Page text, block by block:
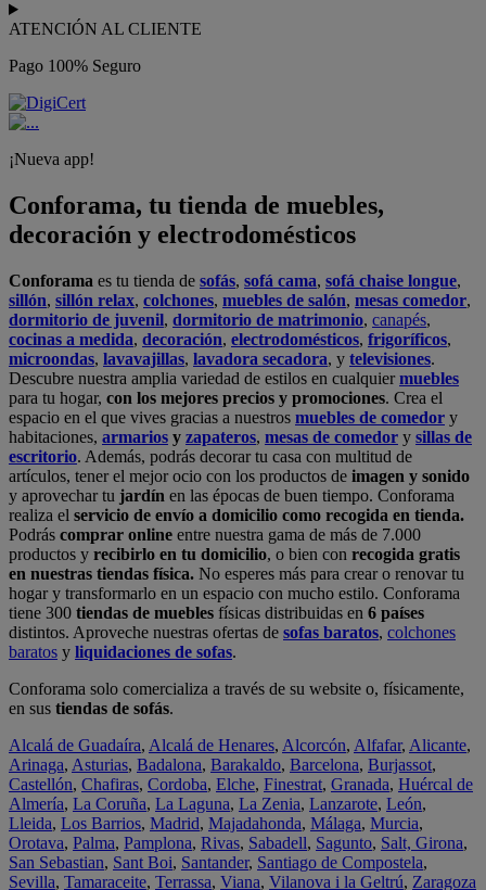
ATENCIÓN AL CLIENTE
Pago 100% Seguro
¡Nueva app!
Conforama, tu tienda de muebles,
decoración y electrodomésticos
Conforama es tu tienda de sofás, sofá cama, sofá chaise longue,
sillón, sillón relax, colchones, muebles de salón, mesas comedor,
dormitorio de juvenil, dormitorio de matrimonio, canapés,
cocinas a medida, decoración, electrodomésticos, frigoríficos,
microondas, lavavajillas, lavadora secadora, y televisiones.
Descubre nuestra amplia variedad de estilos en cualquiermuebles
para tu hogar, con los mejores precios y promociones. Crea el
espacio en el que vives gracias a nuestros muebles de comedor y
habitaciones, armarios y zapateros, mesas de comedor y sillas de
escritorio. Además, podrás decorar tu casa con multitud de
artículos, tener el mejor ocio con los productos de imagen y sonido
y aprovechar tu jardín en las épocas de buen tiempo. Conforama
realiza el servicio de envío a domicilio como recogida en tienda.
Podrás comprar online entre nuestra gama de más de 7.000
productos y recibirlo en tu domicilio, o bien con recogida gratis
en nuestras tiendas física. No esperes más para crear o renovar tu
hogar y transformarlo en un espacio con mucho estilo. Conforama
tiene 300 tiendas de muebles físicas distribuidas en 6 países
distintos. Aproveche nuestras ofertas de sofas baratos, colchones
baratos y liquidaciones de sofas.
Conforama solo comercializa a través de su website o, físicamente,
en sus tiendas de sofás.
Alcalá de Guadaíra, Alcalá de Henares, Alcorcón, Alfafar, Alicante,
Arinaga, Asturias, Badalona, Barakaldo, Barcelona, Burjassot,
Castellón, Chafiras, Cordoba, Elche, Finestrat, Granada, Huércal de
Almería, La Coruña, La Laguna, La Zenia, Lanzarote, León,
Lleida, Los Barrios, Madrid, Majadahonda, Málaga, Murcia,
Orotava, Palma, Pamplona, Rivas, Sabadell, Sagunto, Salt, Girona,
San Sebastian, Sant Boi, Santander, Santiago de Compostela,
Sevilla, Tamaraceite, Terrassa, Viana, Vilanova i la Geltrú, Zaragoza